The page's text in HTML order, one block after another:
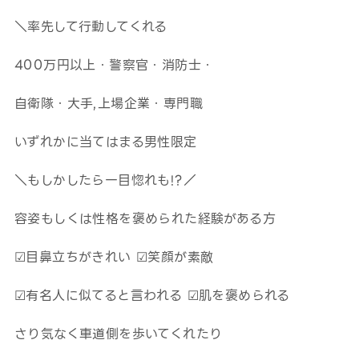
＼率先して行動してくれる
400万円以上・警察官・消防士・
自衛隊・大手,上場企業・専門職
いずれかに当てはまる男性限定
＼もしかしたら一目惚れも!?／
容姿もしくは性格を褒められた経験がある方
☑目鼻立ちがきれい ☑笑顔が素敵
☑有名人に似てると言われる ☑肌を褒められる
さり気なく車道側を歩いてくれたり